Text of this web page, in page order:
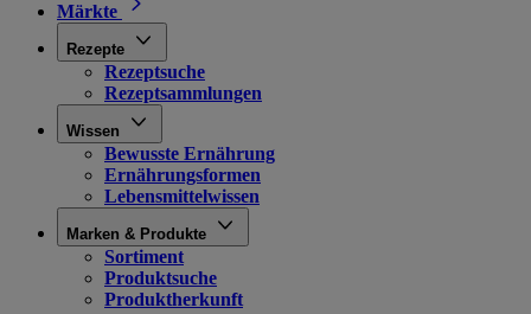
Märkte
Rezepte
Rezeptsuche
Rezeptsammlungen
Wissen
Bewusste Ernährung
Ernährungsformen
Lebensmittelwissen
Marken & Produkte
Sortiment
Produktsuche
Produktherkunft